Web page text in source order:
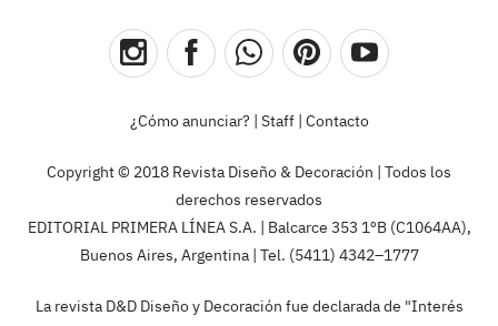
¿Cómo anunciar? Staff| Contacto
Copyright © 2018 Revista Diseño & Decoración | Todos los
derechos reservados
EDITORIAL PRIMERA LÍNEA S.A. | Balcarce 353 1ºB (C1064AA),
Buenos Aires, Argentina | Tel. (5411) 4342–1777
La revista D&D Diseño y Decoración fue declarada de "Interés